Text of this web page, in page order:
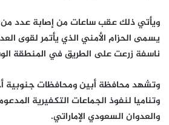
ويأتي ذلك عقب ساعات من إصابة عدد من
يسمى الحزام الأمني الذي يأتمر لقوى
ناسفة زرعت على الطريق في المنطقة
وتشهد محافظة أبين ومحافظات جنوبية
وتناميا لنفوذ الجماعات التكفيرية
والعدوان السعودي الإماراتي.